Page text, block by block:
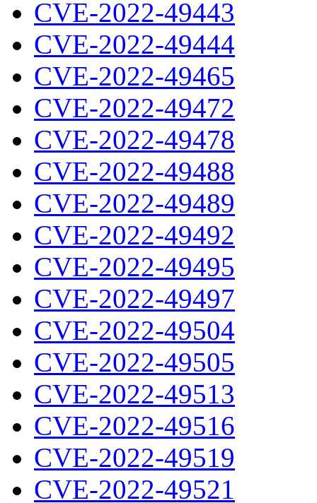
CVE-2022-49443
CVE-2022-49444
CVE-2022-49465
CVE-2022-49472
CVE-2022-49478
CVE-2022-49488
CVE-2022-49489
CVE-2022-49492
CVE-2022-49495
CVE-2022-49497
CVE-2022-49504
CVE-2022-49505
CVE-2022-49513
CVE-2022-49516
CVE-2022-49519
CVE-2022-49521